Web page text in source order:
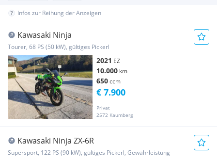
Infos zur Reihung der Anzeigen
Kawasaki Ninja
Tourer, 68 PS (50 kW), gültiges Pickerl
2021 EZ
10.000 km
650ccm
Privat
2572 Kaumberg
€ 7.900
Kawasaki Ninja ZX-6R
Supersport, 122 PS (90 kW), gültiges Pickerl, Gewährleistung